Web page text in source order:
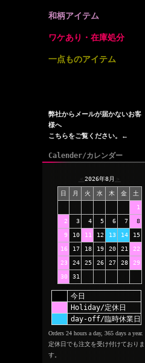
和柄アイテム
ワケあり・在庫処分
一点ものアイテム
弊社からメールが届かないお客
様へ
こちらをご覧ください。←
Calender/カレンダー
＜2026年8月＞
日 月 火 水 木 金 土
1
2 3 4 5 6 7 8
9 10 11 12 13 14 15
16 17 18 19 20 21 22
23 24 25 26 27 28 29
30 31
今日
Holiday/定休日
day-off/臨時休業日
Orders 24 hours a day, 365 days a year.
定休日でも注文を受け付けておりま
す。